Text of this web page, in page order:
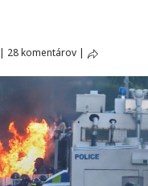
| 28 komentárov |